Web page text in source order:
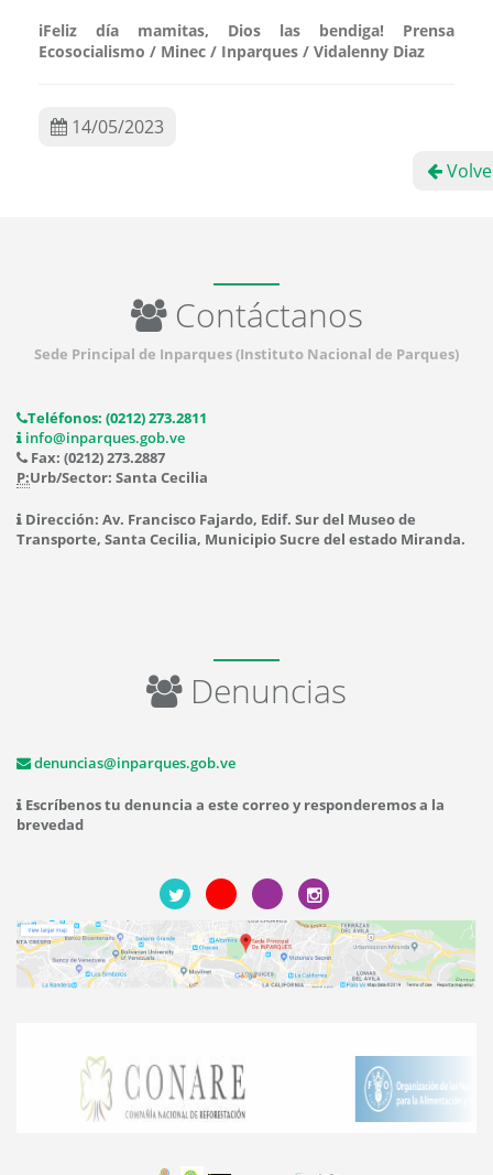
iFeliz día mamitas, Dios las bendiga! Prensa
Ecosocialismo / Minec / Inparques / Vidalenny Diaz
14/05/2023
Contáctanos
Sede Principal de Inparques (Instituto Nacional de Parques)
Teléfonos: (0212) 273.2811
info@inparques.gob.ve
Fax: (0212) 273.2887
P:Urb/Sector: Santa Cecilia
Dirección: Av. Francisco Fajardo, Edif. Sur del Museo de
Transporte, Santa Cecilia, Municipio Sucre del estado Miranda.
Denuncias
denuncias@inparques.gob.ve
Escríbenos tu denuncia a este correo y responderemos a la
brevedad